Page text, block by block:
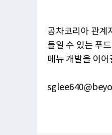
공차코리아 관계
들일 수 있는 푸
메뉴 개발을 이